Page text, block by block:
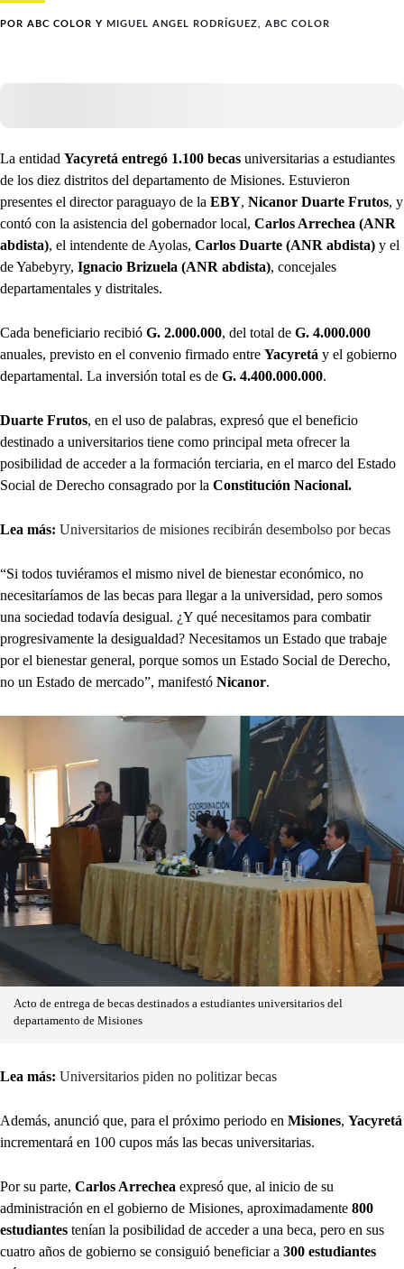
POR ABC COLOR Y MIGUEL ANGEL RODRÍGUEZ, ABC COLOR
La entidad Yacyretá entregó 1.100 becas universitarias a estudiantes
de los diez distritos del departamento de Misiones. Estuvieron
presentes el director paraguayo de la EBY, Nicanor Duarte Frutos, y
contó con la asistencia del gobernador local, Carlos Arrechea (ANR
abdista), el intendente de Ayolas, Carlos Duarte (ANR abdista) y el
de Yabebyry, Ignacio Brizuela (ANR abdista), concejales
departamentales y distritales.
Cada beneficiario recibió G. 2.000.000, del total de G. 4.000.000
anuales, previsto en el convenio firmado entre Yacyretá y el gobierno
departamental. La inversión total es de G. 4.400.000.000.
Duarte Frutos, en el uso de palabras, expresó que el beneficio
destinado a universitarios tiene como principal meta ofrecer la
posibilidad de acceder a la formación terciaria, en el marco del Estado
Social de Derecho consagrado por la Constitución Nacional.
Lea más: Universitarios de misiones recibirán desembolso por becas
“Si todos tuviéramos el mismo nivel de bienestar económico, no
necesitaríamos de las becas para llegar a la universidad, pero somos
una sociedad todavía desigual. ¿Y qué necesitamos para combatir
progresivamente la desigualdad? Necesitamos un Estado que trabaje
por el bienestar general, porque somos un Estado Social de Derecho,
no un Estado de mercado”, manifestó Nicanor.
Acto de entrega de becas destinados a estudiantes universitarios del
departamento de Misiones
Lea más: Universitarios piden no politizar becas
Además, anunció que, para el próximo periodo en Misiones, Yacyretá
incrementará en 100 cupos más las becas universitarias.
Por su parte, Carlos Arrechea expresó que, al inicio de su
administración en el gobierno de Misiones, aproximadamente 800
estudiantes tenían la posibilidad de acceder a una beca, pero en sus
cuatro años de gobierno se consiguió beneficiar a 300 estudiantes